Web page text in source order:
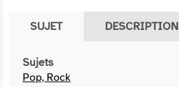
SUJET DESCRIPTION
Sujets
Pop, Rock